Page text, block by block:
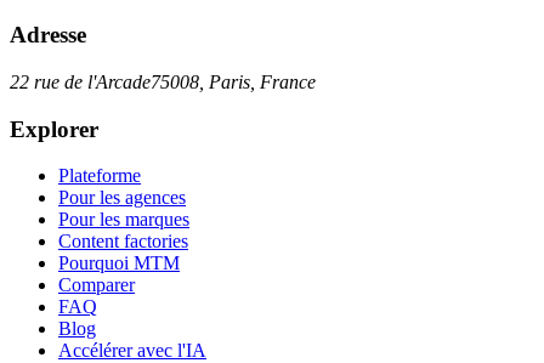
Adresse
22 rue de l'Arcade75008, Paris, France
Explorer
Plateforme
Pour les agences
Pour les marques
Content factories
Pourquoi MTM
Comparer
FAQ
Blog
Accélérer avec l'IA